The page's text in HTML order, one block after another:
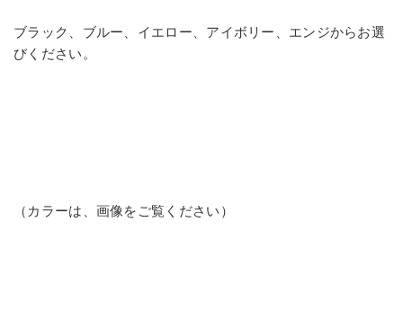
ブラック、ブルー、イエロー、アイボリー、エンジからお選
びください。
（カラーは、画像をご覧ください）